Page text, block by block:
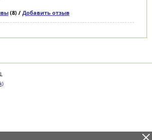
(8) / Добавить отзыв